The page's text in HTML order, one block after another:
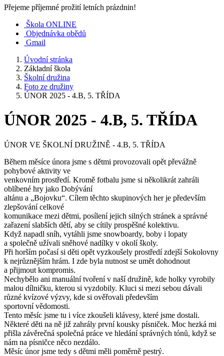
Přejeme příjemné prožití letních prázdnin!
Škola ONLINE
Objednávka obědů
Gmail
Úvodní stránka
Základní škola
Školní družina
Foto ze družiny
ÚNOR 2025 - 4.B, 5. TŘÍDA
ÚNOR 2025 - 4.B, 5. TŘÍDA
ÚNOR VE ŠKOLNÍ DRUŽINĚ - 4.B, 5. TŘÍDA
Během měsíce února jsme s dětmi provozovali opět převážně
pohybové aktivity ve
venkovním prostředí. Kromě fotbalu jsme si několikrát zahráli
oblíbené hry jako Dobývání
altánu a „Bojovku“. Cílem těchto skupinových her je především
zlepšování celkové
komunikace mezi dětmi, posílení jejich silných stránek a správné
zařazení slabších dětí, aby se cítily prospěšné kolektivu.
Když napadl sníh, vytáhli jsme snowboardy, boby i lopaty
a společně užívali sněhové nadílky v okolí školy.
Při horším počasí si děti opět vyzkoušely prostředí zdejší Sokolovny
k nejrůznějším hrám. I zde byla nutnost se umět dohodnout
a přijmout kompromis.
Nechybělo ani manuální tvoření v naší družině, kde holky vyrobily
malou dílničku, kterou si vyzdobily. Kluci si mezi sebou dávali
různé kvízové výzvy, kde si ověřovali především
sportovní vědomosti.
Tento měsíc jsme tu i více zkoušeli klávesy, které jsme dostali.
Některé děti na ně již zahrály první kousky písniček. Moc hezká mi
přišla závěrečná společná práce ve hledání správných tónů, když se
nám na písničce něco nezdálo.
Měsíc únor jsme tedy s dětmi měli poměrně pestrý.